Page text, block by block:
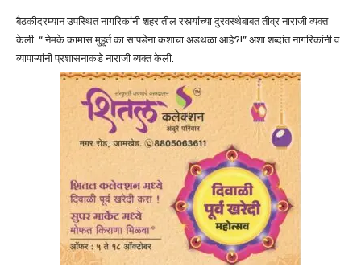
बैठकीदरम्यान उपस्थित नागरिकांनी शहरातील रस्त्यांच्या दुरवस्थेबाबत तीव्र नाराजी व्यक्त
केली. “ नेमके कामास मुहूर्त का सापडेना कशाचा अडथळा आहे?!” अशा शब्दांत नागरिकांनी व
व्यापाऱ्यांनी प्रशासनाकडे नाराजी व्यक्त केली.